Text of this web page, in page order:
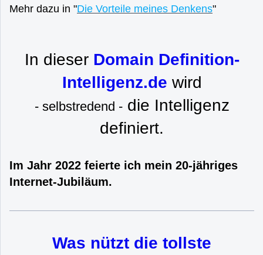
Mehr dazu in "Die Vorteile meines Denkens"
In dieser Domain Definition-
Intelligenz.de wird
- selbstredend -die Intelligenz
definiert.
Im Jahr 2022 feierte ich mein 20-jähriges
Internet-Jubiläum.
Was nützt die tollste